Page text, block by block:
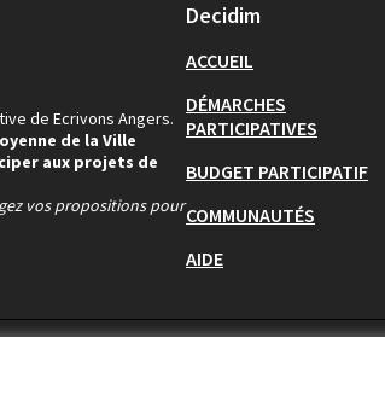
de Ecrivons Angers.
de la Ville
aux projets de
vos propositions pour
Decidim
ACCUEIL
DÉMARCHES
PARTICIPATIVES
BUDGET PARTICIPATIF
COMMUNAUTÉS
AIDE